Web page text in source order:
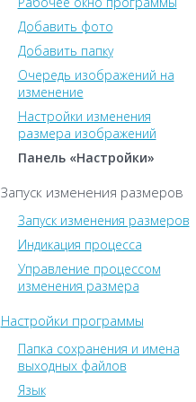
Добавить фото
Добавить папку
Очередь изображений на
изменение
Настройки изменения
размера изображений
Панель «Настройки»
Запуск изменения размеров
Запуск изменения размеров
Индикация процесса
Управление процессом
изменения размера
Настройки программы
Папка сохранения и имена
выходных файлов
Язык